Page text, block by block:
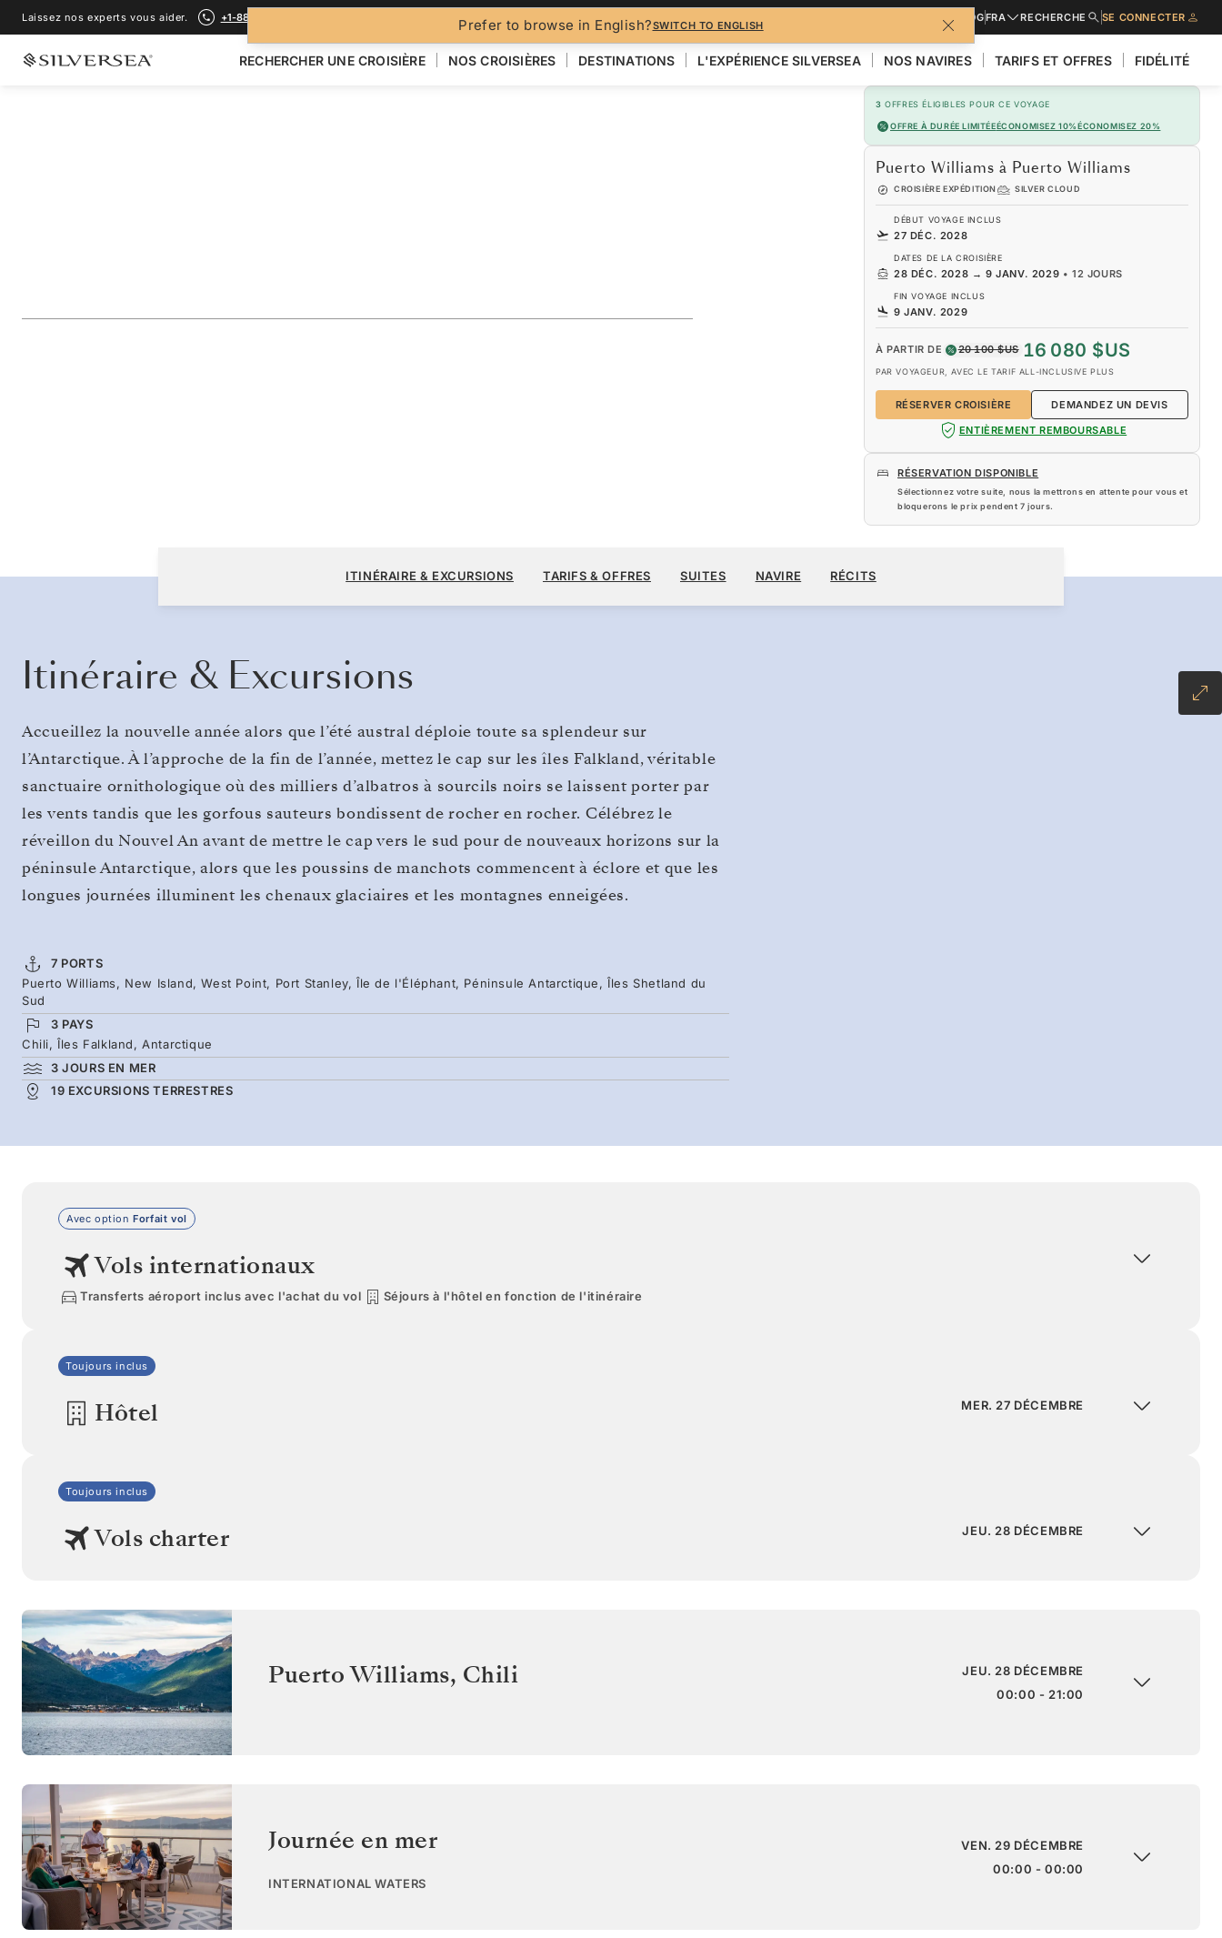
Prefer to browse in English?SWITCH TO ENGLISH
Laissez nos experts vous aider. +1-888-978-4070 BLOGFRA RECHERCHE SE CONNECTER
RECHERCHER UNE CROISIÈRE NOS CROISIÈRES DESTINATIONS L'EXPÉRIENCE SILVERSEA NOS NAVIRES TARIFS ET OFFRES FIDÉLITÉ
3 OFFRES ÉLIGIBLES POUR CE VOYAGE
OFFRE À DURÉE LIMITÉEÉCONOMISEZ 10%ÉCONOMISEZ 20%
Puerto Williams à Puerto Williams
CROISIÈRE EXPÉDITION SILVER CLOUD
DÉBUT VOYAGE INCLUS
27 DÉC. 2028
DATES DE LA CROISIÈRE
28 DÉC. 2028 → 9 JANV. 2029 •12 JOURS
FIN VOYAGE INCLUS
9 JANV. 2029
À PARTIR DE 20 100 $US 16 080 $US
PAR VOYAGEUR, AVEC LE TARIF ALL-INCLUSIVE PLUS
RÉSERVER CROISIÈRE
DEMANDEZ UN DEVIS
ENTIÈREMENT REMBOURSABLE
RÉSERVATION DISPONIBLE
Sélectionnez votre suite, nous la mettrons en attente pour vous et
bloquerons le prix pendent7 jours.
Puerto Williams à Puerto Williams
12 JOURS
16 080 $US
PAR VOYAGEUR, AVEC LE TARIF ALL-INCLUSIVE PLUS
ITINÉRAIRE & EXCURSIONS TARIFS & OFFRES SUITES NAVIRE RÉCITS
Itinéraire & Excursions
Accueillez la nouvelle année alors que l’été austral déploie toute sa splendeur sur
l’Antarctique. À l’approche de la fin de l’année, mettez le cap sur les îles Falkland, véritable
sanctuaire ornithologique où des milliers d’albatros à sourcils noirs se laissent porter par
les vents tandis que les gorfous sauteurs bondissent de rocher en rocher. Célébrez le
réveillon du Nouvel An avant de mettre le cap vers le sud pour de nouveaux horizons sur la
péninsule Antarctique, alors que les poussins de manchots commencent à éclore et que les
longues journées illuminent les chenaux glaciaires et les montagnes enneigées.
7 PORTS
Puerto Williams, New Island, West Point, Port Stanley, Île de l'Éléphant, Péninsule Antarctique, Îles Shetland du
Sud
3 PAYS
Chili, Îles Falkland, Antarctique
3 JOURS EN MER
19 EXCURSIONS TERRESTRES
Avec option Forfait vol
Vols internationaux
Transferts aéroport inclus avec l'achat du vol Séjours à l'hôtel en fonction de l'itinéraire
Toujours inclus
Hôtel MER. 27 DÉCEMBRE
Toujours inclus
Vols charter JEU. 28 DÉCEMBRE
Puerto Williams, Chili
JEU. 28 DÉCEMBRE
00:00 - 21:00
Journée en mer
INTERNATIONAL WATERS
VEN. 29 DÉCEMBRE
00:00 - 00:00